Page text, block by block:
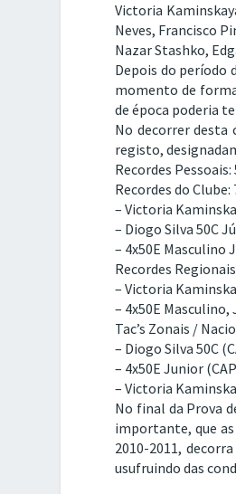
Victoria
Neves, Francisco
Nazar Stashko,
Depois do período
momento de
de época poderia
No decorrer
registo,
Recordes Pessoais:
Recordes do Clube:
– Victoria
– Diogo Silva 50C
– 4x50E Masculino
Recordes
– Victoria
– 4x50E Masculino,
Tac’s Zonais /
– Diogo Silva 50C
– 4x50E Junior
– Victoria
No final da Prova
importante, que as
2010-2011,
usufruindo das